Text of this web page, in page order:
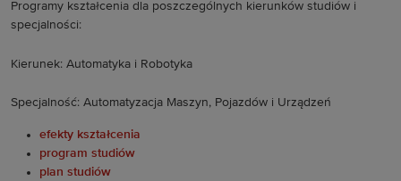
Programy kształcenia dla poszczególnych kierunków studiów i
specjalności:
Kierunek: Automatyka i Robotyka
Specjalność: Automatyzacja Maszyn, Pojazdów i Urządzeń
efekty kształcenia
program studiów
plan studiów